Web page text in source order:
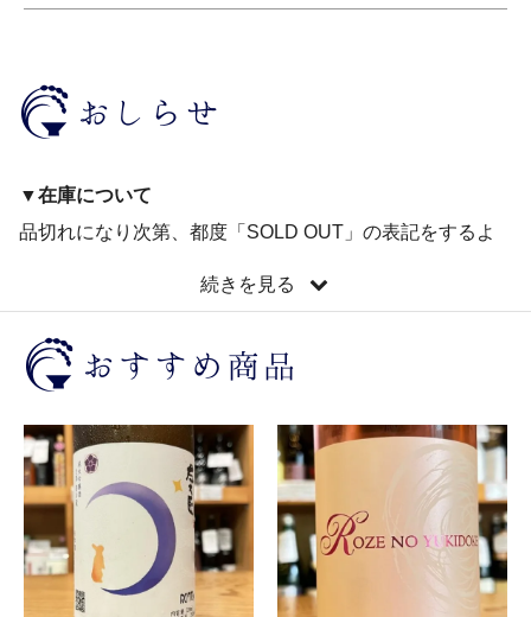
▼在庫について
品切れになり次第、都度「SOLD OUT」の表記をするよ
受注・在庫確認にタイムラグが生じる場合もございます。
そのためご注文後、欠品のご連絡をする場合もございます
があらかじめご了承ください。
なお、商品をお急ぎの際は事前にお問い合わせください。
続きを見る